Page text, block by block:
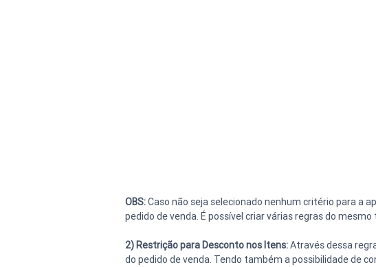
OBS: Caso não seja selecionado nenhum critério para a
pedido de venda. É possível criar várias regras do
2) Restrição para Desconto nos Itens: Através dessa
do pedido de venda. Tendo também a possibilidade de